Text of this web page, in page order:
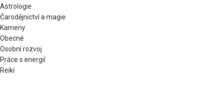
Astrologie
Čarodějnictví a magie
Kameny
Obecné
Osobní rozvoj
Práce s energií
Reiki